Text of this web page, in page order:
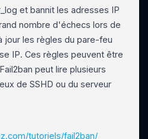
et bannit les adresses IP
nombre d'échecs lors de
jour les règles du pare-feu
IP. Ces règles peuvent être
peut lire plusieurs
de SSHD ou du serveur
tutoriels/fail2ban/